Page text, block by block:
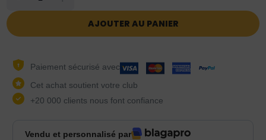
AJOUTER AU PANIER
Paiement sécurisé avec
Cet achat soutient votre club
+20 000 clients nous font confiance
Vendu et personnalisé par